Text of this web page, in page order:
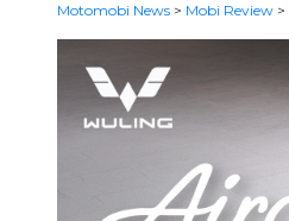
Motomobi News> Mobi Review>